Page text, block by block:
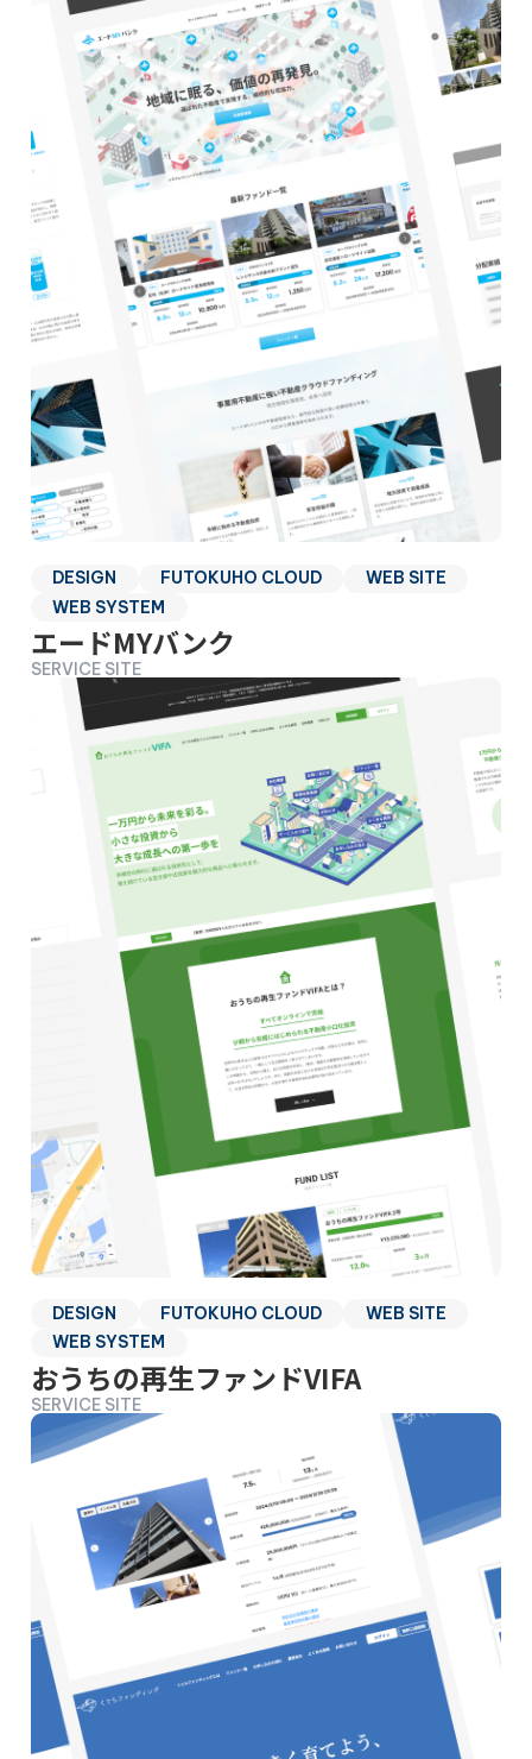
DESIGN FUTOKUHO CLOUD
WEB SITE
WEB SYSTEM
エードMYバンク
SERVICE SITE
DESIGN FUTOKUHO CLOUD
WEB SITE
WEB SYSTEM
おうちの再生ファンドVIFA
SERVICE SITE